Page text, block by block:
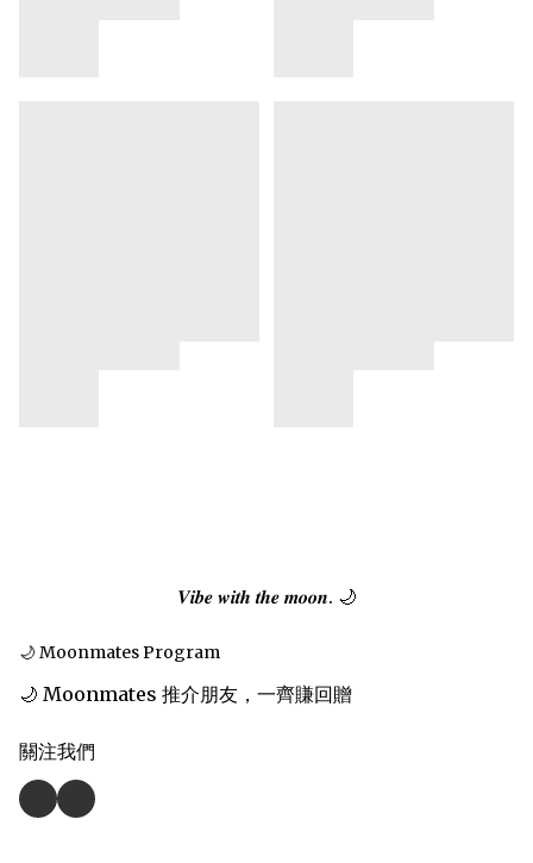
𝑽𝒊𝒃𝒆 𝒘𝒊𝒕𝒉 𝒕𝒉𝒆 𝒎𝒐𝒐𝒏. 🌙
🌙 Moonmates Program
🌙 Moonmates 推介朋友，一齊賺回贈
關注我們